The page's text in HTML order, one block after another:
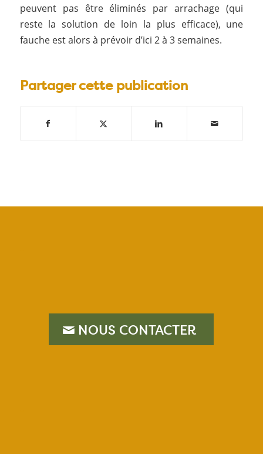
peuvent pas être éliminés par arrachage (qui
reste la solution de loin la plus efficace), une
fauche est alors à prévoir d’ici 2 à 3 semaines.
Partager cette publication
NOUS CONTACTER